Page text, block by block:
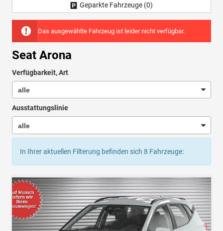
Das ausgewählte Fahrzeug ist leider nicht verfügbar.
Seat Arona
Verfügbarkeit, Art
Ausstattungslinie
In Ihrer aktuellen Filterung befinden sich 8 Fahrzeuge:
Geparkte Fahrzeuge (0)